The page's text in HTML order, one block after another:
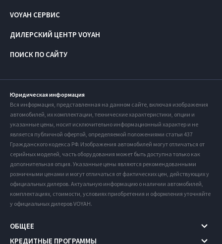
ПОИСК ПО САЙТУ
VOYAH СЕРВИС
ДИЛЕРСКИЙ ЦЕНТР VOYAH
Юридическая информация
Вся информация, представленная на данном сайте, включая изображения
автомобилей, их комплектации, технические характеристики, опции и
указанные цены, носит исключительно информационный характер и не
является публичной офертой, определяемой положениями статьи 437
Гражданского кодекса РФ. Изображения автомобилей могут отличаться от
серийных моделей, часть оборудования может быть доступна только как
дополнительная опция. Указанные цены являются рекомендованными
розничными ценами и могут отличаться от фактических цен, действующих у
официальных дилеров. Актуальную информацию о наличии автомобилей,
комплектациях, стоимости, условиях приобретения и оформления уточняйте
у официальных дилеров VOYAH.
ОБЩЕЕ
КРЕДИТНЫЕ ПРОГРАММЫ